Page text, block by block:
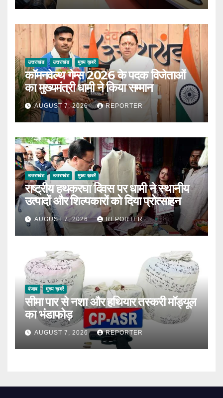
उत्तराखंड उत्तराखंड मुख्य ख़बरें
कॉमनवेल्थ गेम्स 2026 के पदक विजेताओं
का मुख्यमंत्री धामी ने किया सम्मान
AUGUST 7, 2026 REPORTER
उत्तराखंड उत्तराखंड मुख्य ख़बरें
राष्ट्रीय हथकरघा दिवस पर धामी ने स्थानीय
उत्पादों और शिल्पकारों को दिया प्रोत्साहन
AUGUST 7, 2026 REPORTER
पंजाब मुख्य ख़बरें
सीमा पार से नशा और हथियार तस्करी मॉड्यूल
का भंडाफोड़
AUGUST 7, 2026 REPORTER